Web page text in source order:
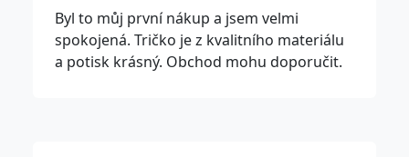
Byl to můj první nákup a jsem velmi
spokojená. Tričko je z kvalitního materiálu
a potisk krásný. Obchod mohu doporučit.